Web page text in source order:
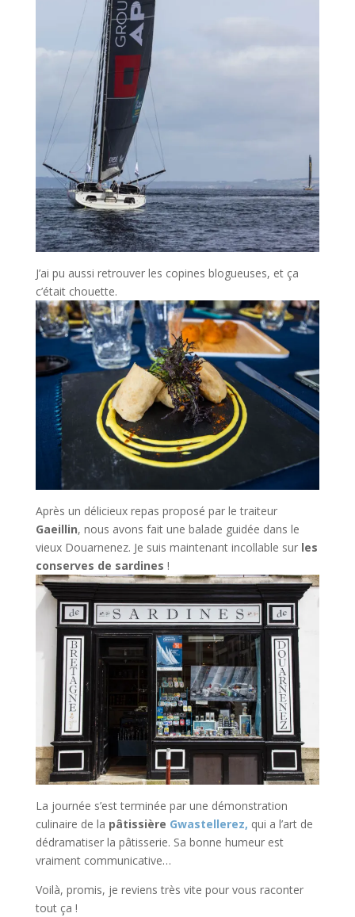
J’ai pu aussi retrouver les copines blogueuses, et ça
c’était chouette.
Après un délicieux repas proposé par le traiteur
Gaeillin, nous avons fait une balade guidée dans le
vieux Douarnenez. Je suis maintenant incollable surles
conserves de sardines !
La journée s’est terminée par une démonstration
culinaire de la pâtissière Gwastellerez, qui a l’art de
dédramatiser la pâtisserie. Sa bonne humeur est
vraiment communicative…
Voilà, promis, je reviens très vite pour vous raconter
tout ça !